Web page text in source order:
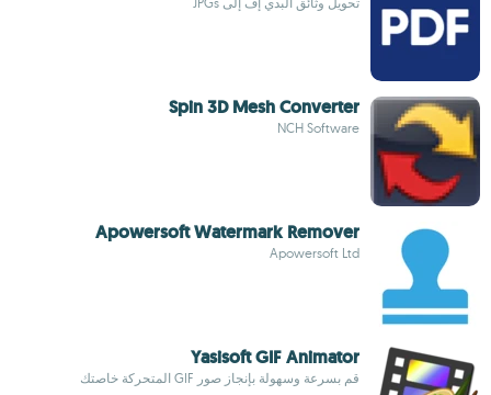
Spin 3D Mesh Converter
NCH Software
Apowersoft Watermark Remover
Apowersoft Ltd
Yasisoft GIF Animator
قم بسرعة وسهولة بإنجاز صور GIF المتحركة خاصتك